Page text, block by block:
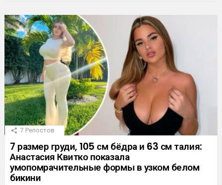
7 Репостов
7 размер груди, 105 см бёдра и 63 см талия:
Анастасия Квитко показала
умопомрачительные формы в узком белом
бикини